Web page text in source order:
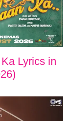
Ka Lyrics in